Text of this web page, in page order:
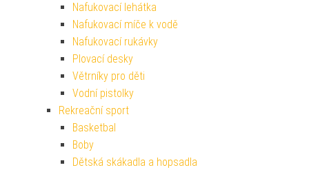
Nafukovací lehátka
Nafukovací míče k vodě
Nafukovací rukávky
Plovací desky
Větrníky pro děti
Vodní pistolky
Rekreační sport
Basketbal
Boby
Dětská skákadla a hopsadla